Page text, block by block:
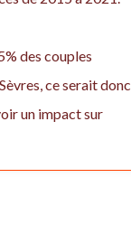
des couples
ce serait donc
un impact sur